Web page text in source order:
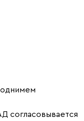
согласовывается